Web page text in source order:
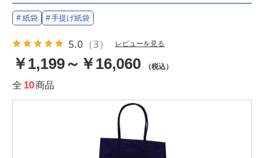
紙袋 手提げ紙袋
5.0 （3） レビューを見る
￥1,199～￥16,060 （税込）
全 10商品